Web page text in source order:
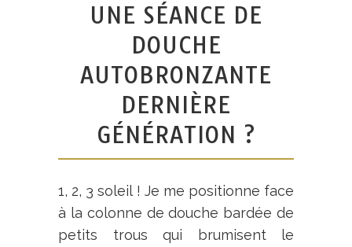
UNE SÉANCE DE
DOUCHE
AUTOBRONZANTE
DERNIÈRE
GÉNÉRATION ?
1, 2, 3 soleil ! Je me positionne face
à la colonne de douche bardée de
petits trous qui brumisent le